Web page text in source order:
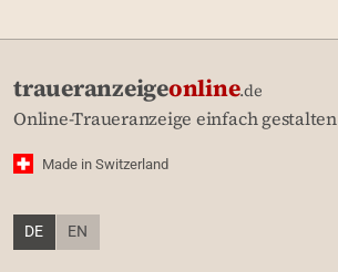
traueranzeigeonline.de
Online-Traueranzeige einfach gestalten
Made in Switzerland
DE EN